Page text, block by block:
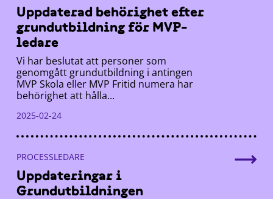
Uppdaterad behörighet efter
grundutbildning för MVP-
ledare
Vi har beslutat att personer som
genomgått grundutbildning i antingen
MVP Skola eller MVP Fritid numera har
behörighet att hålla...
2025-02-24
PROCESSLEDARE
Uppdateringar i
Grundutbildningen